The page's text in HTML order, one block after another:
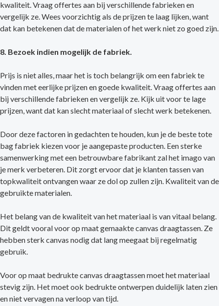
kwaliteit. Vraag offertes aan bij verschillende fabrieken en
vergelijk ze. Wees voorzichtig als de prijzen te laag lijken, want
dat kan betekenen dat de materialen of het werk niet zo goed zijn.
8. Bezoek indien mogelijk de fabriek.
Prijs is niet alles, maar het is toch belangrijk om een fabriek te
vinden met eerlijke prijzen en goede kwaliteit. Vraag offertes aan
bij verschillende fabrieken en vergelijk ze. Kijk uit voor te lage
prijzen, want dat kan slecht materiaal of slecht werk betekenen.
Door deze factoren in gedachten te houden, kun je de beste tote
bag fabriek kiezen voor je aangepaste producten. Een sterke
samenwerking met een betrouwbare fabrikant zal het imago van
je merk verbeteren. Dit zorgt ervoor dat je klanten tassen van
topkwaliteit ontvangen waar ze dol op zullen zijn. Kwaliteit van de
gebruikte materialen.
Het belang van de kwaliteit van het materiaal is van vitaal belang.
Dit geldt vooral voor op maat gemaakte canvas draagtassen. Ze
hebben sterk canvas nodig dat lang meegaat bij regelmatig
gebruik.
Voor op maat bedrukte canvas draagtassen moet het materiaal
stevig zijn. Het moet ook bedrukte ontwerpen duidelijk laten zien
en niet vervagen na verloop van tijd.